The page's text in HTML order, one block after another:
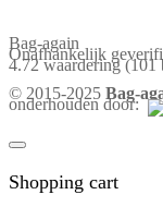
Bag-again
Onafhankelijk
4.72 waardering (101
© 2015-2025 Bag-
onderhouden door:
Shopping cart